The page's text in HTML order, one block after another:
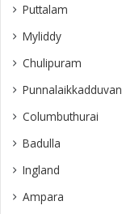
Puttalam
Myliddy
Chulipuram
Punnalaikkadduvan
Columbuthurai
Badulla
Ingland
Ampara